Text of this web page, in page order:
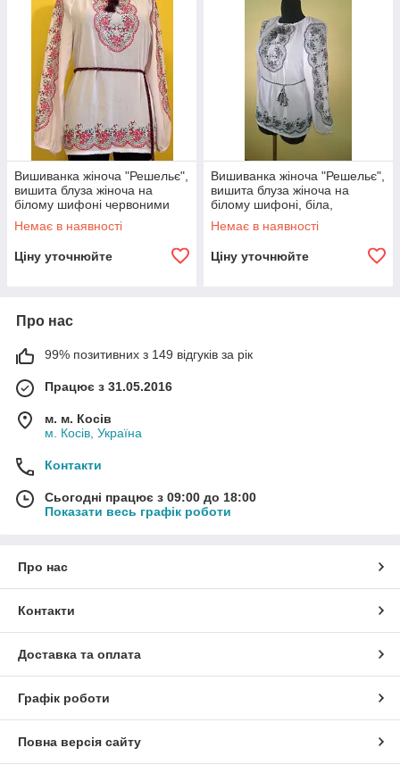
Вишиванка жіноча "Решельє",
вишита блуза жіноча на
білому шифоні червоними
нитками, біла, машинна
вишивка
Немає в наявності
Ціну уточнюйте
Вишиванка жіноча "Решельє",
вишита блуза жіноча на
білому шифоні, біла,
машинна вишивка
Немає в наявності
Ціну уточнюйте
Про нас
99% позитивних з 149 відгуків за рік
Працює з 31.05.2016
м. м. Косів
м. Косів, Україна
Контакти
Сьогодні працює з 09:00 до 18:00
Показати весь графік роботи
Про нас
Контакти
Доставка та оплата
Графік роботи
Повна версія сайту